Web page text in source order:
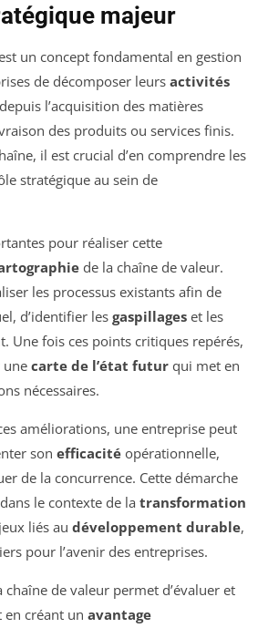
majeur
un concept fondamental en gestion
de décomposer leurs activités
l’acquisition des matières
des produits ou services finis.
il est crucial d’en comprendre les
stratégique au sein de
pour réaliser cette
de la chaîne de valeur.
les processus existants afin de
d’identifier les gaspillages et les
Une fois ces points critiques repérés,
une carte de l’état futur qui met en
nécessaires.
améliorations, une entreprise peut
son efficacité opérationnelle,
de la concurrence. Cette démarche
le contexte de la transformation
liés au développement durable,
pour l’avenir des entreprises.
chaîne de valeur permet d’évaluer et
en créant un avantage